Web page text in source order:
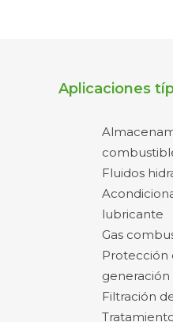
Aplicaciones
Fluidos
lubricante
Gas
Protección
generación
Filtración